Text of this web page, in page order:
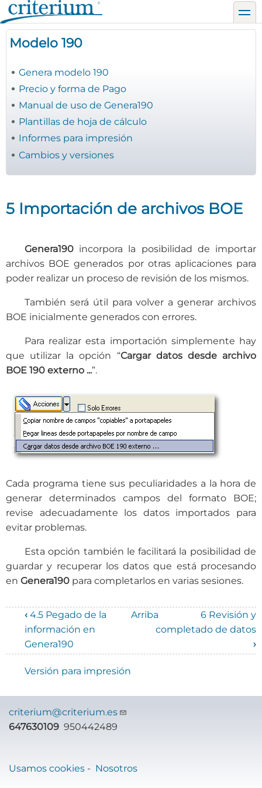
Pasar
al
contenido
principal
Modelo 190
Genera modelo 190
Precio y forma de Pago
Manual de uso de Genera190
Plantillas de hoja de cálculo
Informes para impresión
Cambios y versiones
5 Importación de archivos BOE
Genera190 incorpora la posibilidad de importar
archivos BOE generados por otras aplicaciones para
poder realizar un proceso de revisión de los mismos.
También será útil para volver a generar archivos
BOE inicialmente generados con errores.
Para realizar esta importación simplemente hay
que utilizar la opción “Cargar datos desde archivo
BOE 190 externo ...”.
Cada programa tiene sus peculiaridades a la hora de
generar determinados campos del formato BOE;
revise adecuadamente los datos importados para
evitar problemas.
Esta opción también le facilitará la posibilidad de
guardar y recuperar los datos que está procesando
en Genera190 para completarlos en varias sesiones.
Enlaces
transversales
para
Manual
uso
‹ 4.5 Pegado de la
información en
Genera190
Arriba
6 Revisión y
completado de datos
›
Versión para impresión
criterium@criterium.es
647630109 950442489
Usamos cookies - Nosotros